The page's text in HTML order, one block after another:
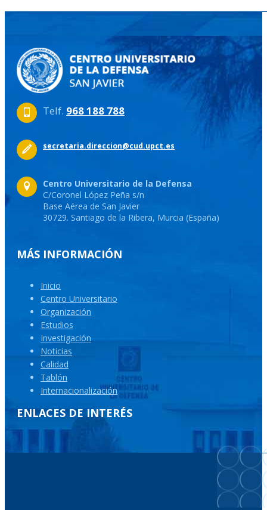
Telf. 968 188 788
secretaria.direccion@cud.upct.es
Centro Universitario de la Defensa
C/Coronel López Peña s/n
Base Aérea de San Javier
30729. Santiago de la Ribera, Murcia (España)
MÁS INFORMACIÓN
Inicio
Centro Universitario
Organización
Estudios
Investigación
Noticias
Calidad
Tablón
Internacionalización
ENLACES DE INTERÉS